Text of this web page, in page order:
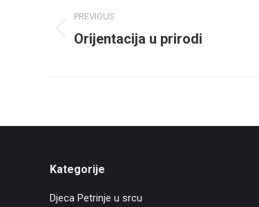
navigation
PREVIOUS
Previous
Orijentacija u prirodi
Kategorije
Djeca Petrinje u srcu